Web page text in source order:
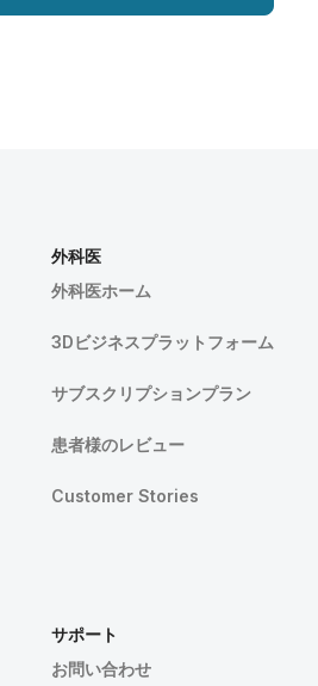
外科医
外科医ホーム
3Dビジネスプラットフォーム
サブスクリプションプラン
患者様のレビュー
Customer Stories
サポート
お問い合わせ